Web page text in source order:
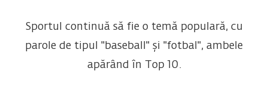
Sportul continuă să fie o temă populară, cu
parole de tipul "baseball" și "fotbal", ambele
apărând în Top 10.